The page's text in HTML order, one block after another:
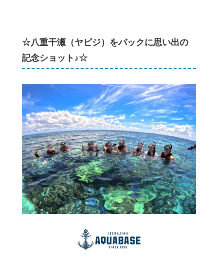
☆八重干瀬（ヤビジ）をバックに思い出の
記念ショット♪☆